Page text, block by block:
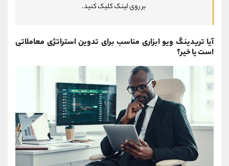
بر روی لینک کلیک کنید.
آیا تریدینگ ویو ابزاری مناسب برای تدوین استراتژی معاملاتی
است یا خیر؟